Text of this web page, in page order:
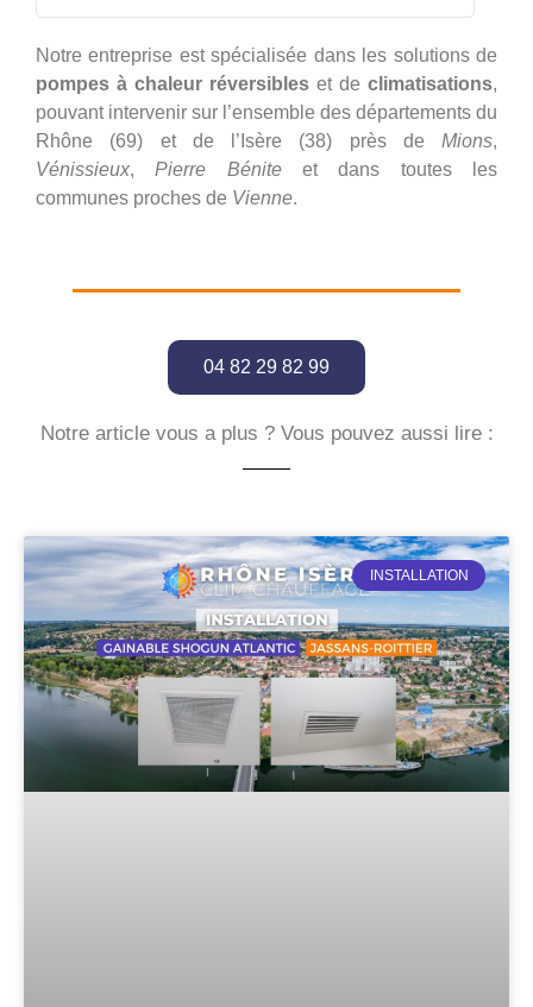
Notre entreprise est spécialisée dans les solutions de
pompes à chaleur réversibles et de climatisations,
pouvant intervenir sur l’ensemble des départements du
Rhône (69) et de l’Isère (38) près de Mions,
Vénissieux,Pierre Béniteet dans toutes les
communes proches de Vienne.
04 82 29 82 99
Notre article vous a plus ? Vous pouvez aussi lire :
INSTALLATION